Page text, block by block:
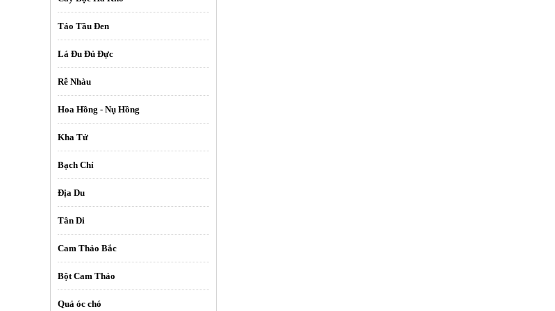
Táo Tầu Đen
Lá Đu Đủ Đực
Rễ Nhàu
Hoa Hồng - Nụ Hồng
Kha Tử
Bạch Chỉ
Địa Du
Tân Di
Cam Thảo Bắc
Bột Cam Thảo
Quả óc chó